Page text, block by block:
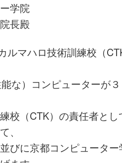
学院
長殿
ルマハロ技術訓練校（
能な）コンピューターが
校（CTK）の責任者と
、
びに京都コンピュータ